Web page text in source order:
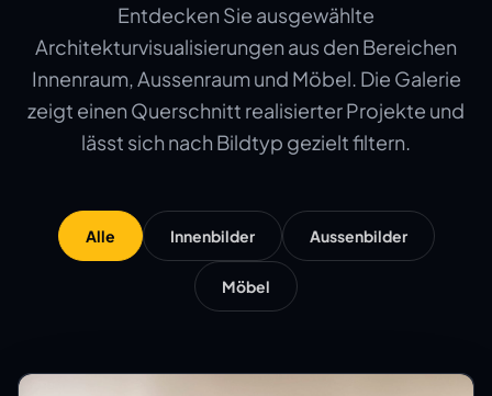
Entdecken Sie ausgewählte
Architekturvisualisierungen aus den Bereichen
Innenraum, Aussenraum und Möbel. Die Galerie
zeigt einen Querschnitt realisierter Projekte und
lässt sich nach Bildtyp gezielt filtern.
Alle Innenbilder Aussenbilder
Möbel